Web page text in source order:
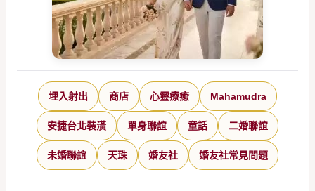
埋入射出 商店 心靈療癒 Mahamudra
安捷台北裝潢 單身聯誼 童話 二婚聯誼
未婚聯誼 天珠 婚友社 婚友社常見問題